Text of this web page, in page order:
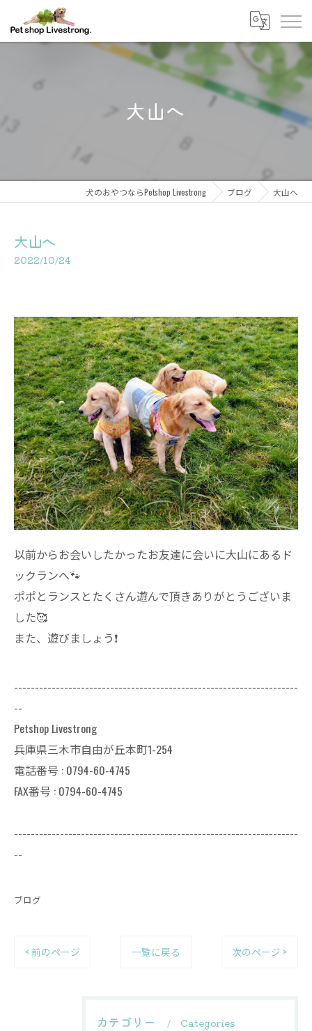
大山へ
犬のおやつならPetshop Livestrong ブログ 大山へ
大山へ
2022/10/24
以前からお会いしたかったお友達に会いに大山にあるド
ックランへ🐾
ポポとランスとたくさん遊んで頂きありがとうございま
した🥰
また、遊びましょう❗
--------------------------------------------------------------------
--
Petshop Livestrong
兵庫県三木市自由が丘本町1-254
電話番号 : 0794-60-4745
FAX番号 : 0794-60-4745
--------------------------------------------------------------------
--
ブログ
< 前のページ 一覧に戻る 次のページ >
カテゴリー Categories